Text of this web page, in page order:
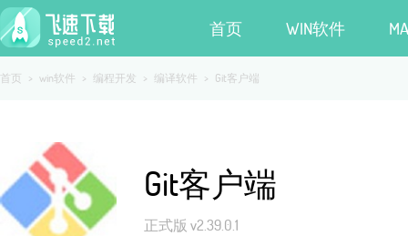
首页 WIN软件
首页 > win软件 > 编程开发 > 编译软件 > Git客户端
Git客户端
正式版 v2.39.0.1